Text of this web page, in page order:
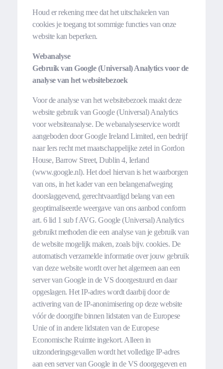
Houd er rekening mee dat het uitschakelen van
cookies je toegang tot sommige functies van onze
website kan beperken.
Webanalyse
Gebruik van Google (Universal) Analytics voor de
analyse van het websitebezoek
Voor de analyse van het websitebezoek maakt deze
website gebruik van Google (Universal) Analytics
voor websiteanalyse. De webanalyseservice wordt
aangeboden door Google Ireland Limited, een bedrijf
naar Iers recht met maatschappelijke zetel in Gordon
House, Barrow Street, Dublin 4, Ierland
(www.google.nl). Het doel hiervan is het waarborgen
van ons, in het kader van een belangenafweging
doorslaggevend, gerechtvaardigd belang van een
geoptimaliseerde weergave van ons aanbod conform
art. 6 lid 1 sub f AVG. Google (Universal) Analytics
gebruikt methoden die een analyse van je gebruik van
de website mogelijk maken, zoals bijv. cookies. De
automatisch verzamelde informatie over jouw gebruik
van deze website wordt over het algemeen aan een
server van Google in de VS doorgestuurd en daar
opgeslagen. Het IP-adres wordt daarbij door de
activering van de IP-anonimisering op deze website
vóór de doorgifte binnen lidstaten van de Europese
Unie of in andere lidstaten van de Europese
Economische Ruimte ingekort. Alleen in
uitzonderingsgevallen wordt het volledige IP-adres
aan een server van Google in de VS doorgegeven en